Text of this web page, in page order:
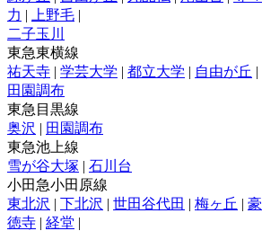
力 | 上野毛 |
二子玉川
東急東横線
祐天寺 | 学芸大学 | 都立大学 | 自由が丘 |
田園調布
東急目黒線
奥沢 | 田園調布
東急池上線
雪が谷大塚 | 石川台
小田急小田原線
東北沢 | 下北沢 | 世田谷代田 | 梅ヶ丘 | 豪
徳寺 | 経堂 |